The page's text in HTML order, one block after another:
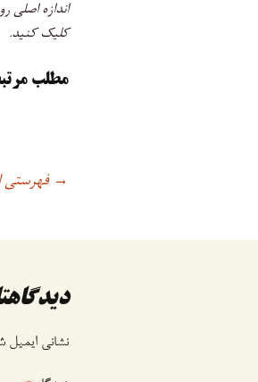
اندازه
کلیک کنید.
مطلب
نوشته
→ فهرستی
نشانی ایمیل